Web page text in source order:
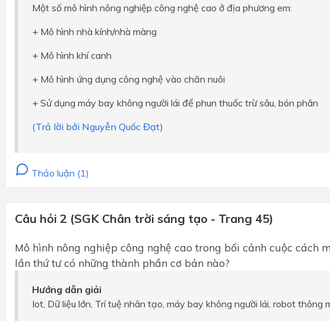
Một số mô hình nông nghiệp công nghệ cao ở địa phương em:
+ Mô hình nhà kính/nhà màng
+ Mô hình khí canh
+ Mô hình ứng dụng công nghệ vào chăn nuôi
+ Sử dụng máy bay không người lái để phun thuốc trừ sâu, bón phân
(Trả lời bởi Nguyễn Quốc Đạt)
Thảo luận (1)
Câu hỏi 2 (SGK Chân trời sáng tạo - Trang 45)
Mô hình nông nghiệp công nghệ cao trong bối cảnh cuộc cách
lần thứ tư có những thành phần cơ bản nào?
Hướng dẫn giải
Iot, Dữ liệu lớn, Trí tuệ nhân tạo, máy bay không người lái, robot thông